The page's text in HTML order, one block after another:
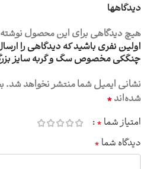
دیدگاهها
هیچ دیدگاهی برای این محصول
اولین نفری باشید که دیدگاهی را
چنگکی مخصوص سگ و گربه سایز
نشانی ایمیل شما منتشر نخواهد شد.
شده‌اند*
امتیاز شما*
دیدگاه شما*